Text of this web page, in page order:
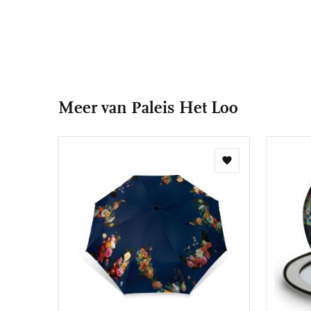
Meer van Paleis Het Loo
Toevoegen